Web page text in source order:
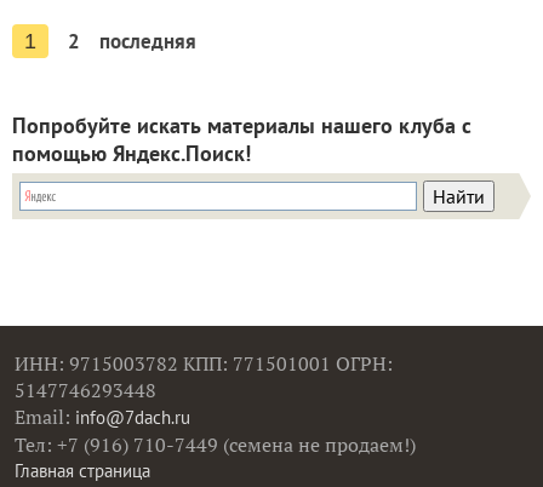
1 2 последняя
Попробуйте искать материалы нашего клуба с
помощью Яндекс.Поиск!
ИНН: 9715003782 КПП: 771501001 ОГРН:
5147746293448
Email: info@7dach.ru
Тел: +7 (916) 710-7449 (семена не продаем!)
Главная страница